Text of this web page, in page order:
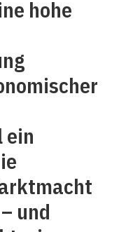
hohe
ein
und